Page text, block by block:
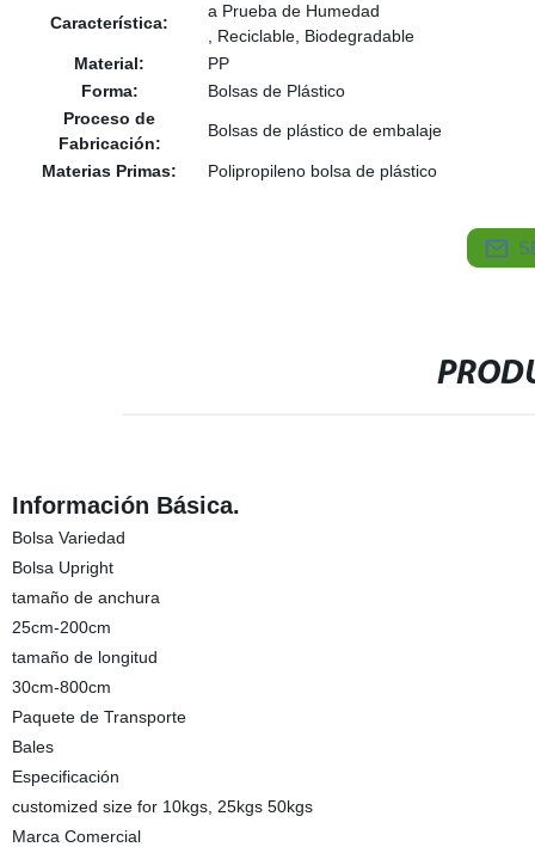
Característica:
a Prueba de Humedad
, Reciclable, Biodegradable
Material:
PP
Forma:
Bolsas de Plástico
Proceso de
Fabricación:
Bolsas de plástico de embalaje
Materias Primas: Polipropileno bolsa de plástico
Información Básica.
Bolsa Variedad
Bolsa Upright
tamaño de anchura
25cm-200cm
tamaño de longitud
30cm-800cm
Paquete de Transporte
Bales
Especificación
customized size for 10kgs, 25kgs 50kgs
Marca Comercial